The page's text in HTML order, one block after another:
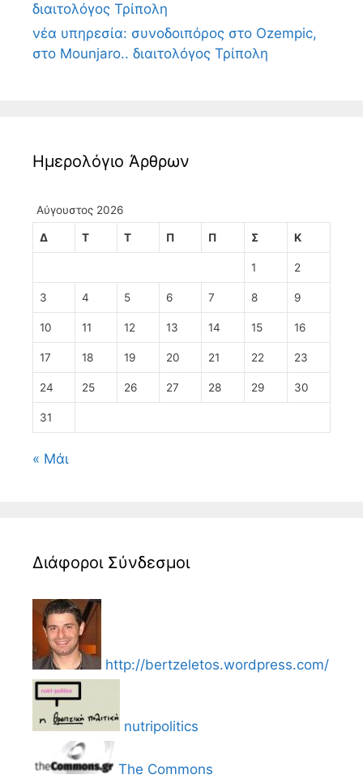
διαιτολόγος Τρίπολη
νέα υπηρεσία: συνοδοιπόρος στο Ozempic,
στο Mounjaro.. διαιτολόγος Τρίπολη
Ημερολόγιο Άρθρων
Αύγουστος 2026
Δ Τ Τ Π Π Σ Κ
1 2
3 4 5 6 7 8 9
10 11 12 13 14 15 16
17 18 19 20 21 22 23
24 25 26 27 28 29 30
31
« Μάι
Διάφοροι Σύνδεσμοι
http://bertzeletos.wordpress.com/
nutripolitics
The Commons